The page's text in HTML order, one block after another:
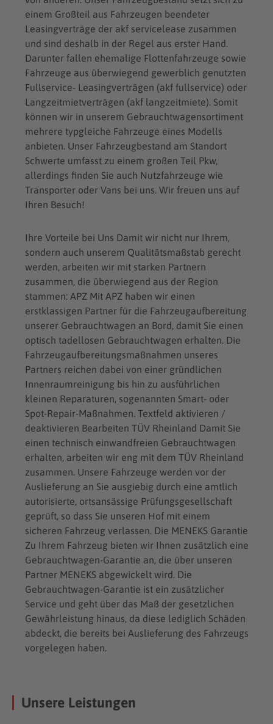
einem Großteil aus Fahrzeugen beendeter
Leasingverträge der akf servicelease zusammen
und sind deshalb in der Regel aus erster Hand.
Darunter fallen ehemalige Flottenfahrzeuge sowie
Fahrzeuge aus überwiegend gewerblich genutzten
Fullservice- Leasingverträgen (akf fullservice) oder
Langzeitmietverträgen (akf langzeitmiete). Somit
können wir in unserem Gebrauchtwagensortiment
mehrere typgleiche Fahrzeuge eines Modells
anbieten. Unser Fahrzeugbestand am Standort
Schwerte umfasst zu einem großen Teil Pkw,
allerdings finden Sie auch Nutzfahrzeuge wie
Transporter oder Vans bei uns. Wir freuen uns auf
Ihren Besuch!
Ihre Vorteile bei Uns Damit wir nicht nur Ihrem,
sondern auch unserem Qualitätsmaßstab gerecht
werden, arbeiten wir mit starken Partnern
zusammen, die überwiegend aus der Region
stammen: APZ Mit APZ haben wir einen
erstklassigen Partner für die Fahrzeugaufbereitung
unserer Gebrauchtwagen an Bord, damit Sie einen
optisch tadellosen Gebrauchtwagen erhalten. Die
Fahrzeugaufbereitungsmaßnahmen unseres
Partners reichen dabei von einer gründlichen
Innenraumreinigung bis hin zu ausführlichen
kleinen Reparaturen, sogenannten Smart- oder
Spot-Repair-Maßnahmen. Textfeld aktivieren /
deaktivieren Bearbeiten TÜV Rheinland Damit Sie
einen technisch einwandfreien Gebrauchtwagen
erhalten, arbeiten wir eng mit dem TÜV Rheinland
zusammen. Unsere Fahrzeuge werden vor der
Auslieferung an Sie ausgiebig durch eine amtlich
autorisierte, ortsansässige Prüfungsgesellschaft
geprüft, so dass Sie unseren Hof mit einem
sicheren Fahrzeug verlassen. Die MENEKS Garantie
Zu Ihrem Fahrzeug bieten wir Ihnen zusätzlich eine
Gebrauchtwagen-Garantie an, die über unseren
Partner MENEKS abgewickelt wird. Die
Gebrauchtwagen-Garantie ist ein zusätzlicher
Service und geht über das Maß der gesetzlichen
Gewährleistung hinaus, da diese lediglich Schäden
abdeckt, die bereits bei Auslieferung des Fahrzeugs
vorgelegen haben.
Unsere Leistungen